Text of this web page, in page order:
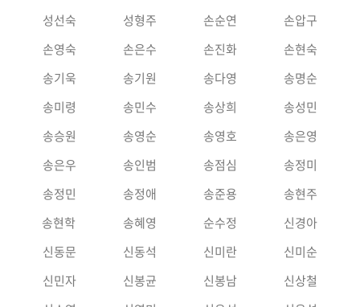
성선숙
성형주 손순연
손압구
손영숙
손은수 손진화
손현숙
송기욱
송기원 송다영
송명순
송미령
송민수 송상희
송성민
송승원
송영순 송영호
송은영
송은우
송인범 송점심
송정미
송정민
송정애 송준용
송현주
송현학
송혜영 순수정
신경아
신동문
신동석 신미란
신미순
신민자
신봉균 신봉남
신상철